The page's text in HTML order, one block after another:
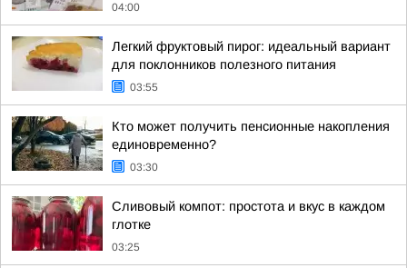
04:00
Легкий фруктовый пирог: идеальный вариант
для поклонников полезного питания
03:55
Кто может получить пенсионные накопления
единовременно?
03:30
Сливовый компот: простота и вкус в каждом
глотке
03:25